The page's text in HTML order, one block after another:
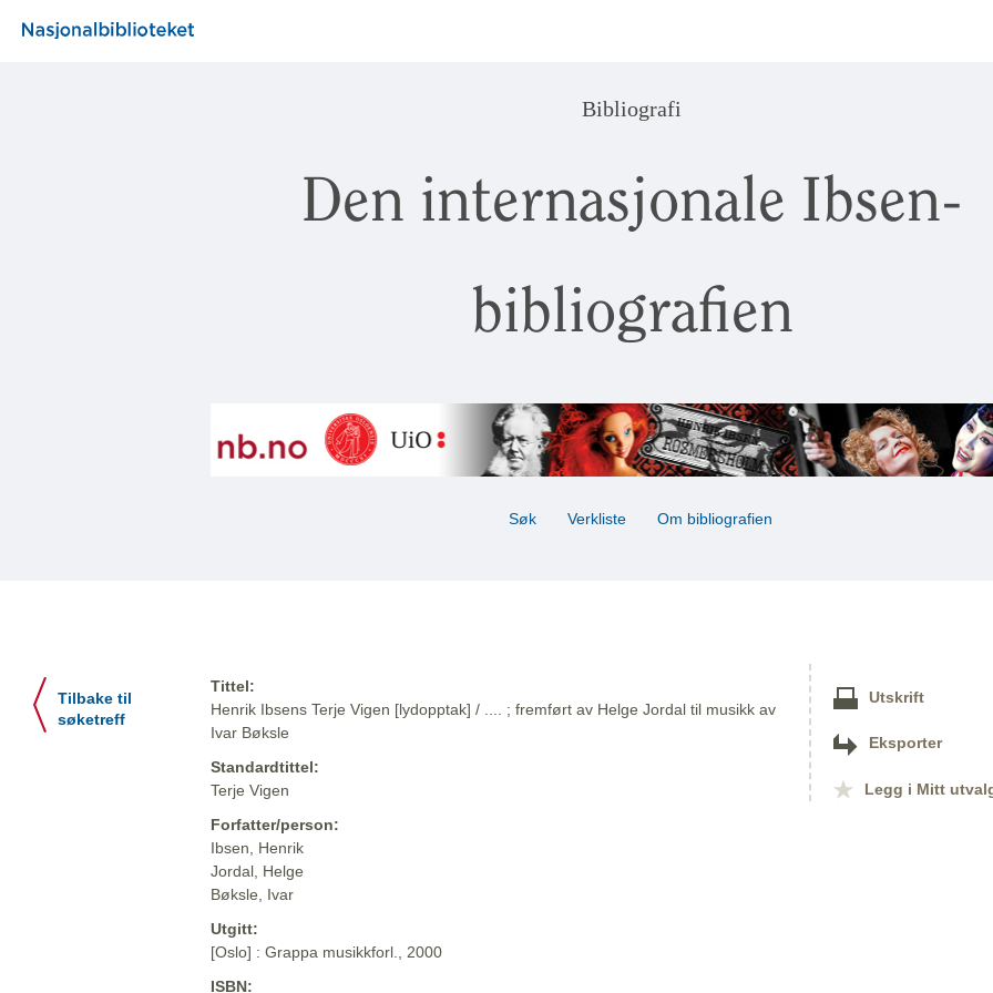
Bibliografi
Den internasjonale Ibsen-
bibliografien
Søk Verkliste Om bibliografien
Tilbake til
søketreff
Tittel:
Henrik Ibsens Terje Vigen [lydopptak] / .... ; fremført av Helge Jordal til musikk av
Ivar Bøksle
Standardtittel:
Terje Vigen
Forfatter/person:
Ibsen, Henrik
Jordal, Helge
Bøksle, Ivar
Utgitt:
[Oslo] : Grappa musikkforl., 2000
ISBN:
Utskrift
Eksporter
Legg i Mitt